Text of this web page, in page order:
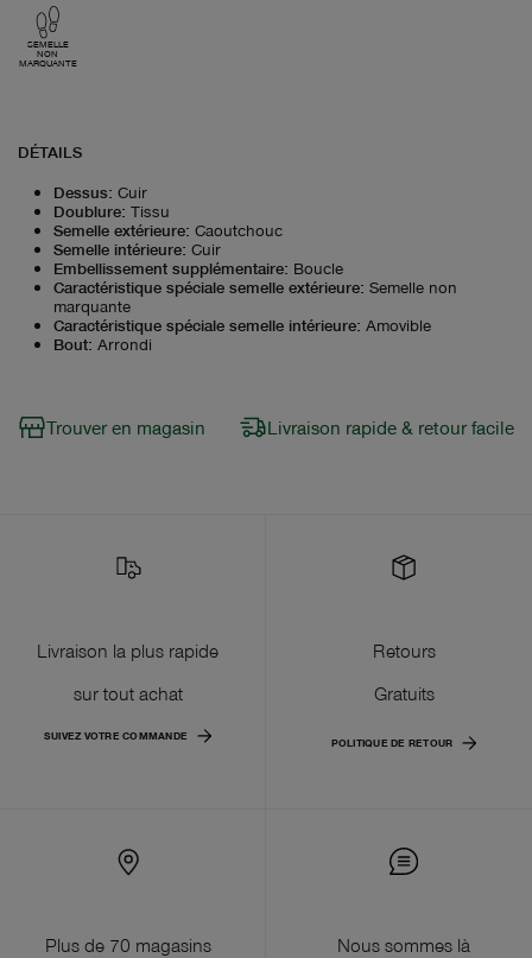
SEMELLE
NON
MARQUANTE
DÉTAILS
Dessus: Cuir
Doublure: Tissu
Semelle extérieure: Caoutchouc
Semelle intérieure: Cuir
Embellissement supplémentaire: Boucle
Caractéristique spéciale semelle extérieure: Semelle non
marquante
Caractéristique spéciale semelle intérieure: Amovible
Bout: Arrondi
Trouver en magasin Livraison rapide & retour facile
Livraison la plus rapide
sur tout achat
SUIVEZ VOTRE COMMANDE
Retours
Gratuits
POLITIQUE DE RETOUR
Plus de 70 magasins
Nous sommes là